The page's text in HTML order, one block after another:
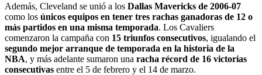
Además, Cleveland se unió a los Dallas Mavericks de 2006-07
como los únicos equipos en tener tres rachas ganadoras de 12 o
más partidos en una misma temporada. Los Cavaliers
comenzaron la campaña con 15 triunfos consecutivos, igualando el
segundo mejor arranque de temporada en la historia de la
NBA, y más adelante sumaron una racha récord de 16 victorias
consecutivas entre el 5 de febrero y el 14 de marzo.